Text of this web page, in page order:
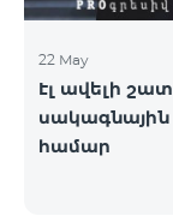
22 May
Էլ ավելի
համար